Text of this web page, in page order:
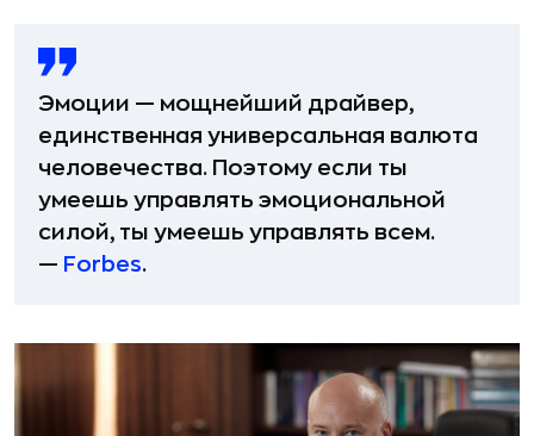
Эмоции — мощнейший драйвер,
единственная универсальная валюта
человечества. Поэтому если ты
умеешь управлять эмоциональной
силой, ты умеешь управлять всем.
— Forbes.